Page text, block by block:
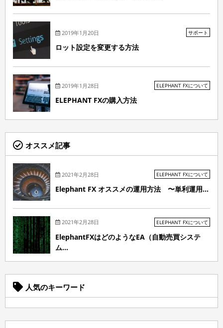
2019年1月20日 サポート
ロット設定を変更する方法
2019年1月28日 ELEPHANT FXについて
ELEPHANT FXの購入方法
オススメ記事
2021年2月28日 ELEPHANT FXについて
Elephant FX オススメの運用方法 〜単利運用...
2021年2月28日 ELEPHANT FXについて
ElephantFXはどのようなEA（自動売買システ
ム...
人気のキーワード